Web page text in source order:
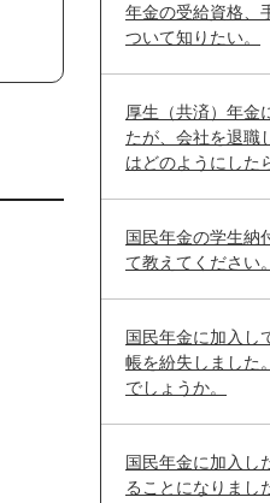
年金の受給資格、
ついて知りたい。
厚生（共済）年金
たが、会社を退職
はどのようにした
国民年金の学生納
て教えてください。
国民年金に加入し
帳を紛失しました
でしょうか。
国民年金に加入し
ることになりまし